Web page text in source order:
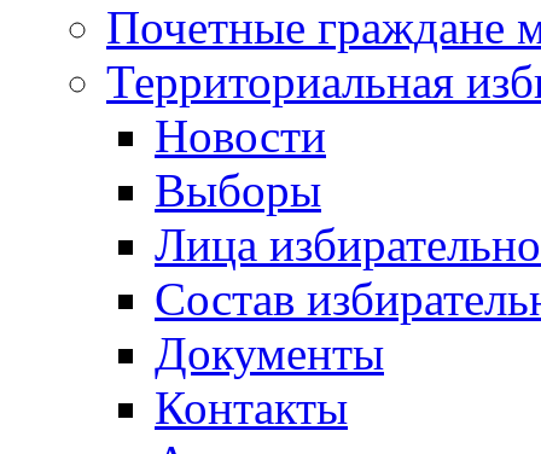
Почетные граждане
Территориальная
Новости
Выборы
Лица
Состав
Документы
Контакты